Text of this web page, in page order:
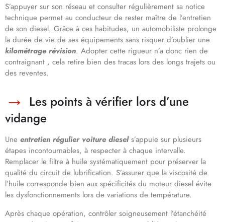
S’appuyer sur son réseau et consulter régulièrement sa notice
technique permet au conducteur de rester maître de l’entretien
de son diesel. Grâce à ces habitudes, un automobiliste prolonge
la durée de vie de ses équipements sans risquer d’oublier une
kilométrage révision. Adopter cette rigueur n’a donc rien de
contraignant , cela retire bien des tracas lors des longs trajets ou
des reventes.
Les points à vérifier lors d’une
vidange
Une entretien régulier voiture diesels’appuie sur plusieurs
étapes incontournables, à respecter à chaque intervalle.
Remplacer le filtre à huile systématiquement pour préserver la
qualité du circuit de lubrification. S’assurer que la viscosité de
l’huile corresponde bien aux spécificités du moteur diesel évite
les dysfonctionnements lors de variations de température.
Après chaque opération, contrôler soigneusement l’étanchéité